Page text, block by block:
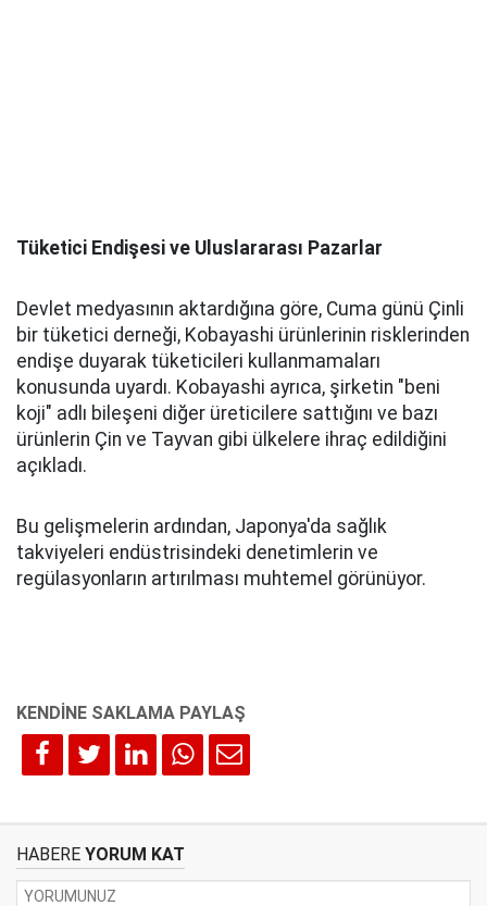
Tüketici Endişesi ve Uluslararası Pazarlar
Devlet medyasının aktardığına göre, Cuma günü Çinli
bir tüketici derneği, Kobayashi ürünlerinin risklerinden
endişe duyarak tüketicileri kullanmamaları
konusunda uyardı. Kobayashi ayrıca, şirketin "beni
koji" adlı bileşeni diğer üreticilere sattığını ve bazı
ürünlerin Çin ve Tayvan gibi ülkelere ihraç edildiğini
açıkladı.
Bu gelişmelerin ardından, Japonya'da sağlık
takviyeleri endüstrisindeki denetimlerin ve
regülasyonların artırılması muhtemel görünüyor.
HABERE YORUM KAT